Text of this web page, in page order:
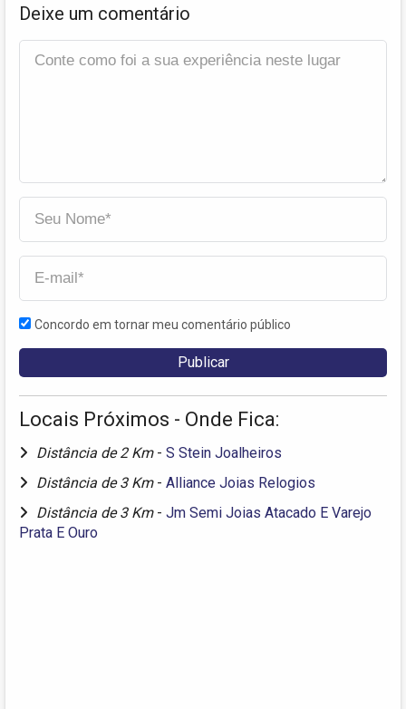
Deixe um comentário
Concordo em tornar meu comentário público
Locais Próximos - Onde Fica:
Distância de 2 Km - S Stein Joalheiros
Distância de 3 Km - Alliance Joias Relogios
Distância de 3 Km - Jm Semi Joias Atacado E Varejo
Prata E Ouro